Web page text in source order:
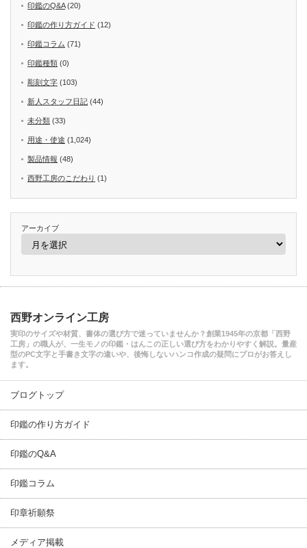
印鑑のQ&A(20)
印鑑の作り方ガイド (12)
印鑑コラム (71)
印鑑種類 (0)
彫刻文字 (103)
新人スタッフ日記 (44)
未分類 (33)
用途・使途 (1,024)
製品情報 (48)
西野工房のこだわり (1)
アーカイブ
西野オンライン工房
実印のサイズや材質、書体の選び方で迷っていませんか？創業1945年の京都「西野
工房」の職人が、一生モノの印鑑・はんこの正しい選び方をわかりやすく解説。量産
型のPC文字と手書き文字の違いや、後悔しないハンコ作成の疑問にプロがお答えし
ます。
ブログトップ
印鑑の作り方ガイド
印鑑のQ&A
印鑑コラム
印章祈願祭
メディア掲載